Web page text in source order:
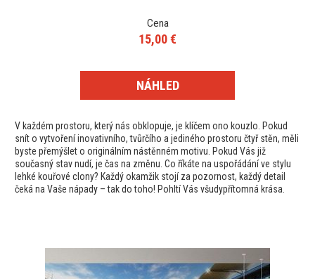
Cena
15,00 €
NÁHLED
V každém prostoru, který nás obklopuje, je klíčem ono kouzlo. Pokud
snít o vytvoření inovativního, tvůrčího a jediného prostoru čtyř stěn, měli
byste přemýšlet o originálním nástěnném motivu. Pokud Vás již
současný stav nudí, je čas na změnu. Co říkáte na uspořádání ve stylu
lehké kouřové clony? Každý okamžik stojí za pozornost, každý detail
čeká na Vaše nápady – tak do toho! Pohltí Vás všudypřítomná krása.